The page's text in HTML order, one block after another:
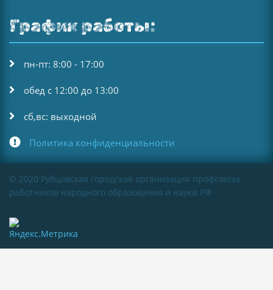
График работы:
пн-пт: 8:00 - 17:00
обед с 12:00 до 13:00
сб,вс: выходной
Политика конфиденциальности
© 2020 Рубцовская городская организация профсоюза
работников народного образования и науки РФ